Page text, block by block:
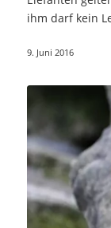
ihm darf kein
9. Juni 2016